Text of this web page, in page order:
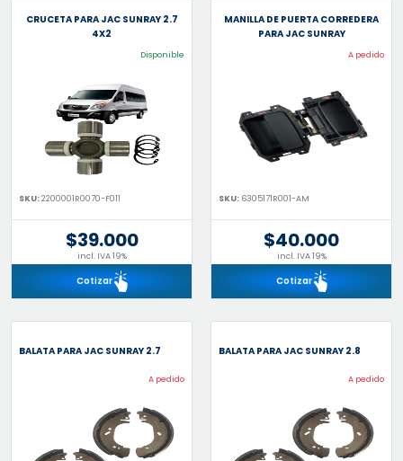
CRUCETA PARA JAC SUNRAY 2.7
4X2
Disponible
SKU:2200001R0070-F011
$39.000
incl. IVA 19%
Cotizar
MANILLA DE PUERTA CORREDERA
PARA JAC SUNRAY
A pedido
SKU: 6305171R001-AM
$40.000
incl. IVA 19%
Cotizar
BALATA PARA JAC SUNRAY 2.7
A pedido
BALATA PARA JAC SUNRAY 2.8
A pedido